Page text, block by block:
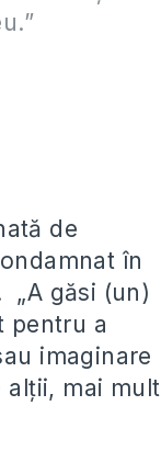
de
în
„A găsi (un)
pentru a
imaginare
alţii, mai mult